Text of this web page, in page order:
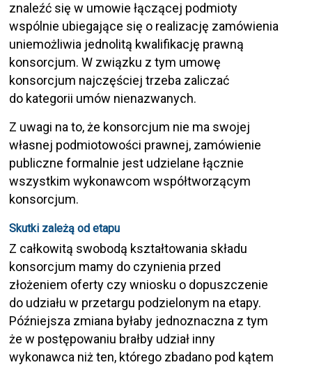
znaleźć się w umowie łączącej podmioty
wspólnie ubiegające się o realizację zamówienia
uniemożliwia jednolitą kwalifikację prawną
konsorcjum. W związku z tym umowę
konsorcjum najczęściej trzeba zaliczać
do kategorii umów nienazwanych.
Z uwagi na to, że konsorcjum nie ma swojej
własnej podmiotowości prawnej, zamówienie
publiczne formalnie jest udzielane łącznie
wszystkim wykonawcom współtworzącym
konsorcjum.
Skutki zależą od etapu
Z całkowitą swobodą kształtowania składu
konsorcjum mamy do czynienia przed
złożeniem oferty czy wniosku o dopuszczenie
do udziału w przetargu podzielonym na etapy.
Późniejsza zmiana byłaby jednoznaczna z tym
że w postępowaniu brałby udział inny
wykonawca niż ten, którego zbadano pod kątem